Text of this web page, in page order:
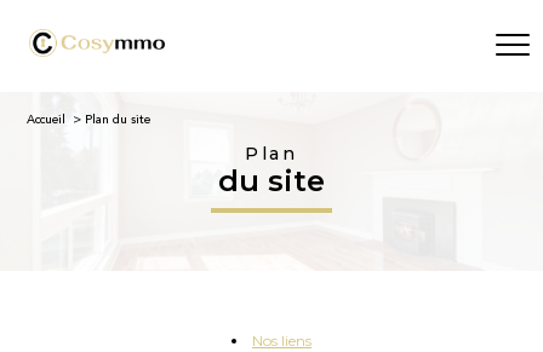
Accueil Plan du site
Plan
du site
nos liens